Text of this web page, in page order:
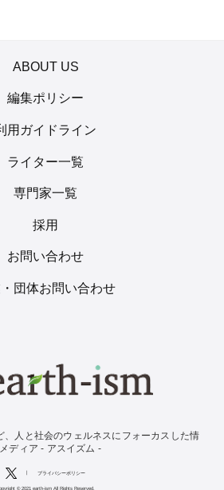
ABOUT US
編集ポリシー
用ガイドライン
ライター一覧
専門家一覧
採用
お問い合わせ
団体お問い合わせ
、人と社会のウェルネスにフォーカスした情
ディア - アスイズム -
プライバシーポリシー
© 2021 earth-ism All Rights Reserved.